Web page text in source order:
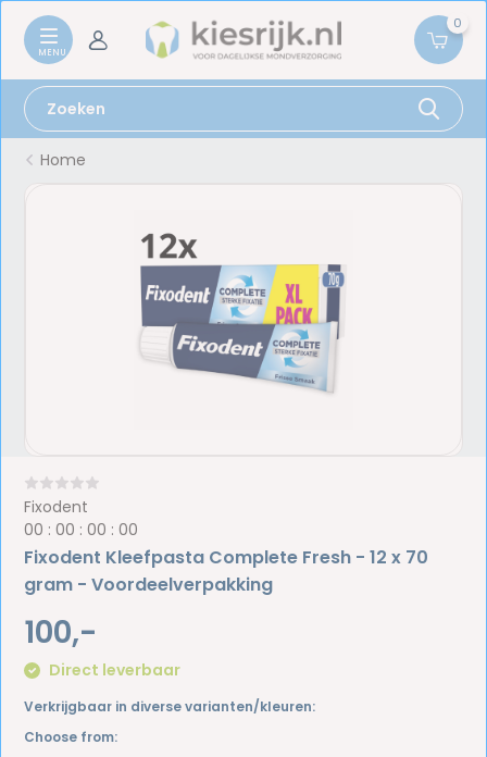
0
Home
Fixodent
00 :00 :00 :00
Fixodent Kleefpasta Complete Fresh - 12 x 70
gram - Voordeelverpakking
100,-
Direct leverbaar
Verkrijgbaar in diverse varianten/kleuren:
Choose from: